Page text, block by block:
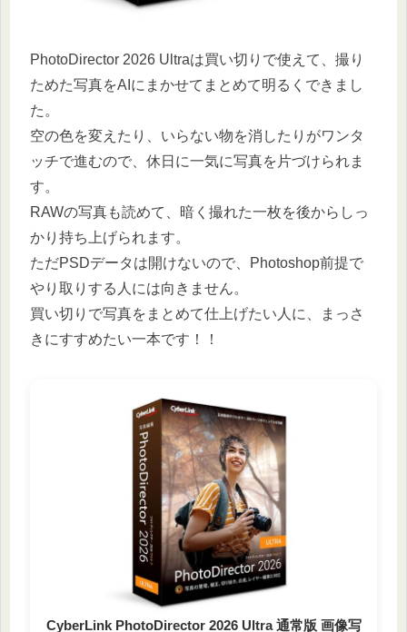
PhotoDirector 2026 Ultraは買い切りで使えて、撮り
ためた写真をAIにまかせてまとめて明るくできまし
た。
空の色を変えたり、いらない物を消したりがワンタ
ッチで進むので、休日に一気に写真を片づけられま
す。
RAWの写真も読めて、暗く撮れた一枚を後からしっ
かり持ち上げられます。
ただPSDデータは開けないので、Photoshop前提で
やり取りする人には向きません。
買い切りで写真をまとめて仕上げたい人に、まっさ
きにすすめたい一本です！！
CyberLink PhotoDirector 2026 Ultra 通常版 画像写